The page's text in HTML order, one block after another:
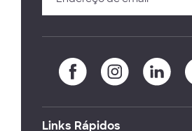
Links Rápidos